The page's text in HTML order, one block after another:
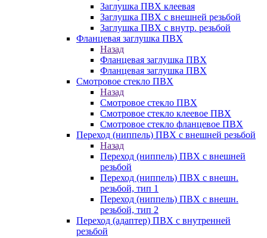
Заглушка ПВХ клеевая
Заглушка ПВХ с внешней резьбой
Заглушка ПВХ с внутр. резьбой
Фланцевая заглушка ПВХ
Назад
Фланцевая заглушка ПВХ
Фланцевая заглушка ПВХ
Смотровое стекло ПВХ
Назад
Смотровое стекло ПВХ
Смотровое стекло клеевое ПВХ
Смотровое стекло фланцевое ПВХ
Переход (ниппель) ПВХ с внешней резьбой
Назад
Переход (ниппель) ПВХ с внешней
резьбой
Переход (ниппель) ПВХ с внешн.
резьбой, тип 1
Переход (ниппель) ПВХ с внешн.
резьбой, тип 2
Переход (адаптер) ПВХ с внутренней
резьбой